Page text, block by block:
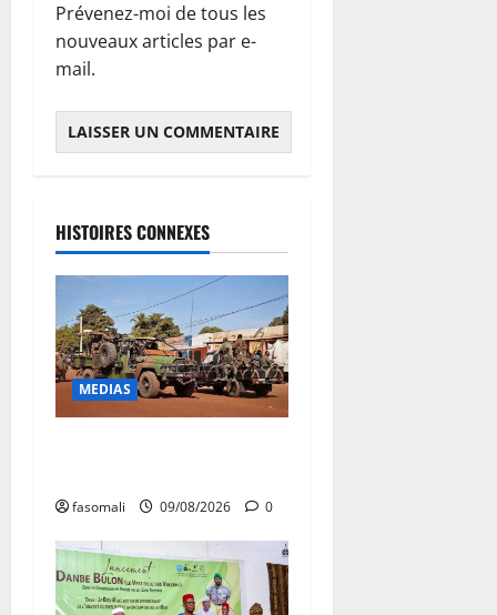
Prévenez-moi de tous les
nouveaux articles par e-
mail.
HISTOIRES CONNEXES
MEDIAS
fasomali 09/08/2026 0